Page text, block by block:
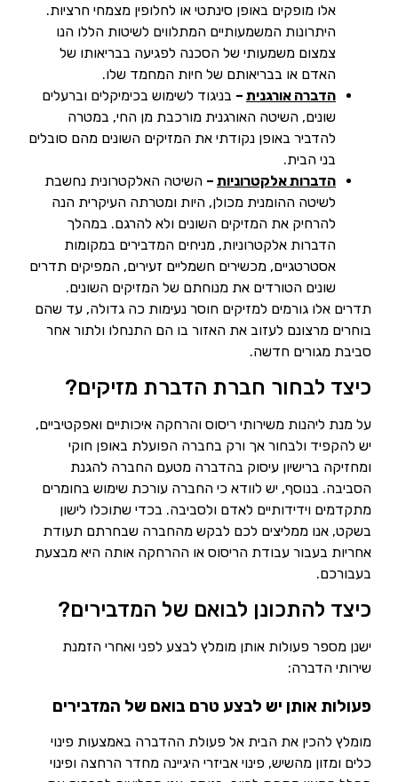
אלו מופקים באופן סינתטי או לחלופין מצמחי חרציות.
היתרונות המשמעותיים המתלווים לשיטות הללו הנו
צמצום משמעותי של הסכנה לפגיעה בבריאותו של
האדם או בבריאותם של חיות המחמד שלו.
הדברה אורגנית – בניגוד לשימוש בכימיקלים וברעלים
שונים, השיטה האורגנית מורכבת מן החי, במטרה
להדביר באופן נקודתי את המזיקים השונים מהם סובלים
בני הבית.
הדברות אלקטרוניות – השיטה האלקטרונית נחשבת
לשיטה ההומנית מכולן, היות ומטרתה העיקרית הנה
להרחיק את המזיקים השונים ולא להרגם. במהלך
הדברות אלקטרוניות, מניחים המדבירים במקומות
אסטרטגיים, מכשירים חשמליים זעירים, המפיקים תדרים
שונים הטורדים את מנוחתם של המזיקים השונים.
תדרים אלו גורמים למזיקים חוסר נעימות כה גדולה, עד שהם
בוחרים מרצונם לעזוב את האזור בו הם התנחלו ולתור אחר
סביבת מגורים חדשה.
כיצד לבחור חברת הדברת מזיקים?
על מנת ליהנות משירותי ריסוס והרחקה איכותיים ואפקטיביים,
יש להקפיד ולבחור אך ורק בחברה הפועלת באופן חוקי
ומחזיקה ברישיון עיסוק בהדברה מטעם החברה להגנת
הסביבה. בנוסף, יש לוודא כי החברה עורכת שימוש בחומרים
מתקדמים וידידותיים לאדם ולסביבה. בכדי שתוכלו לישון
בשקט, אנו ממליצים לכם לבקש מהחברה שבחרתם תעודת
אחריות בעבור עבודת הריסוס או ההרחקה אותה היא מבצעת
בעבורכם.
כיצד להתכונן לבואם של המדבירים?
ישנן מספר פעולות אותן מומלץ לבצע לפני ואחרי הזמנת
שירותי הדברה:
פעולות אותן יש לבצע טרם בואם של המדבירים
מומלץ להכין את הבית אל פעולת ההדברה באמצעות פינוי
כלים ומזון מהשיש, פינוי אביזרי היגיינה מחדר הרחצה ופינוי